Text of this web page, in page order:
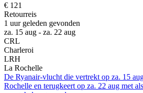
€ 121
Retourreis
1 uur geleden gevonden
za. 15 aug - za. 22 aug
CRL
Charleroi
LRH
La Rochelle
De Ryanair-vlucht die vertrekt op za. 15
Rochelle en terugkeert op za. 22 aug met